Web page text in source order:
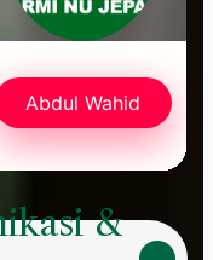
Abdul Wahid
&